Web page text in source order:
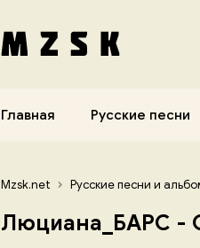
Главная Русские песни
Mzsk.net Русские песни и
Люциана_БАРС -